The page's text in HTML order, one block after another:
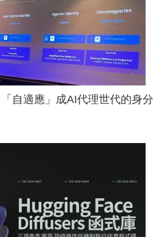
自適應」成AI代理世代的身分